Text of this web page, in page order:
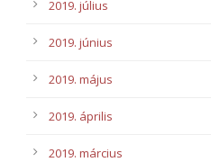
2019. július
2019. június
2019. május
2019. április
2019. március